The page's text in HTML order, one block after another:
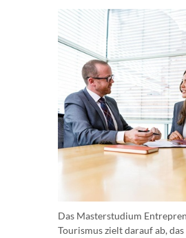
Das Masterstudium
Tourismus zielt darauf ab, das